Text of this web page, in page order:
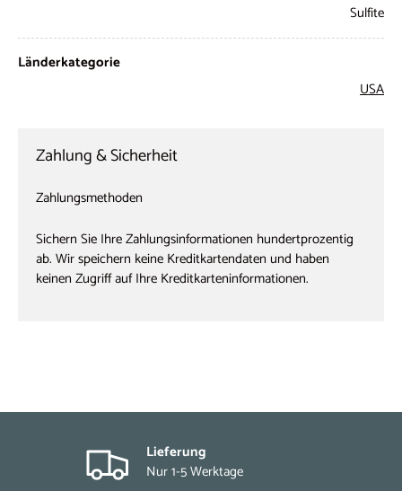
Sulfite
Länderkategorie
USA
Zahlung & Sicherheit
Zahlungsmethoden
Sichern Sie Ihre Zahlungsinformationen hundertprozentig
ab. Wir speichern keine Kreditkartendaten und haben
keinen Zugriff auf Ihre Kreditkarteninformationen.
Lieferung
Nur 1-5 Werktage